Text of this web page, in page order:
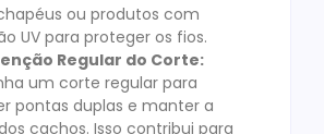
ou produtos com
UV para proteger os fios.
Regular do Corte:
um corte regular para
pontas duplas e manter a
cachos. Isso contribui para